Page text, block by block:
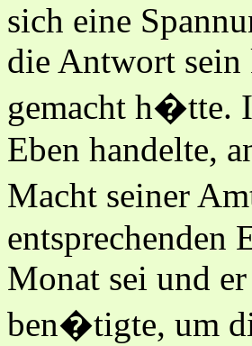
sich eine
die Antwort sein
gemacht h�tte.
Eben handelte,
Macht seiner
entsprechenden
Monat sei und
ben�tigte, um